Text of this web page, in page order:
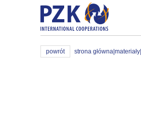
powrót strona główna materiały